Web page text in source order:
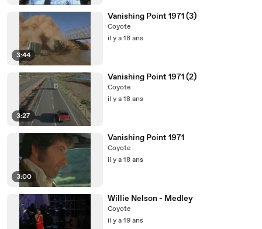
3:44
Vanishing Point 1971 (3)
Coyote
il y a 18 ans
3:27
Vanishing Point 1971 (2)
Coyote
il y a 18 ans
3:00
Vanishing Point 1971
Coyote
il y a 18 ans
Willie Nelson - Medley
Coyote
il y a 19 ans